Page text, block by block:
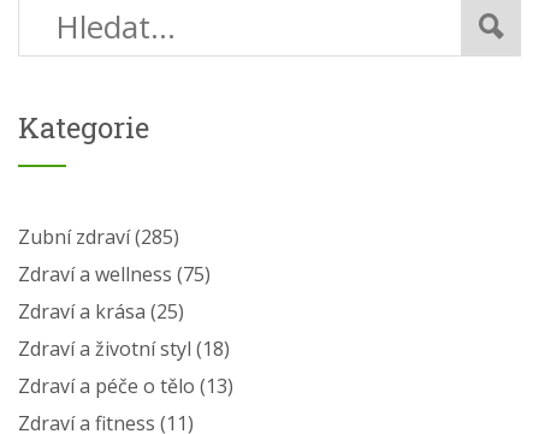
Kategorie
Zubní zdraví(285)
Zdraví a wellness (75)
Zdraví a krása (25)
Zdraví a životní styl (18)
Zdraví a péče o tělo (13)
Zdraví a fitness (11)